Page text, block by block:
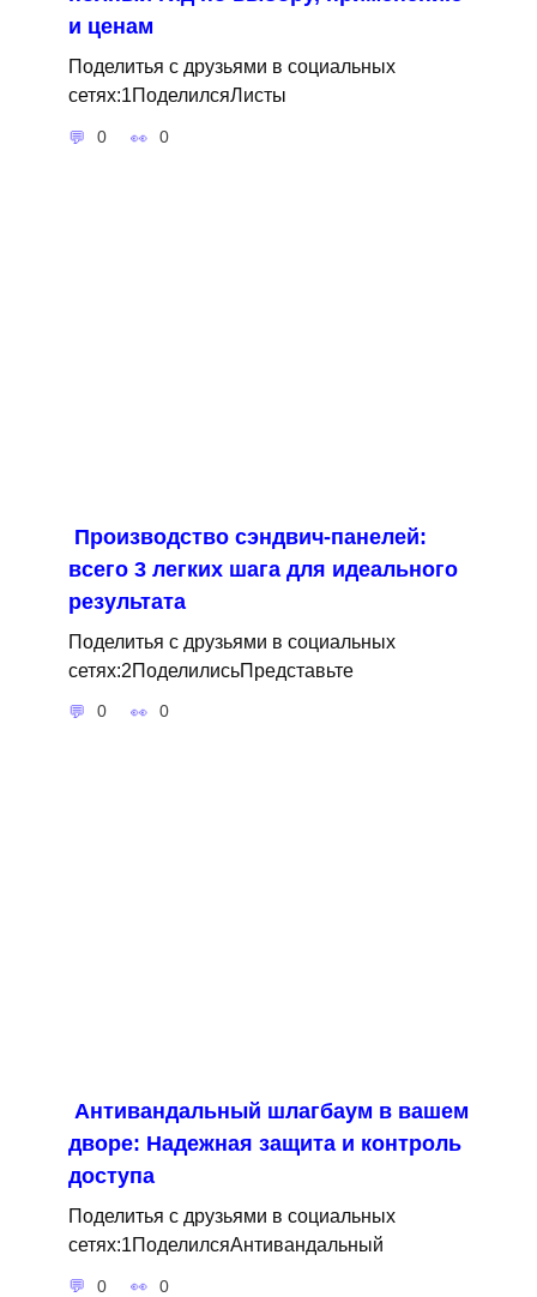
и ценам
Поделитья с друзьями в социальных
сетях:1ПоделилсяЛисты
0 0
Производство сэндвич-панелей:
всего 3 легких шага для идеального
результата
Поделитья с друзьями в социальных
сетях:2ПоделилисьПредставьте
0 0
Антивандальный шлагбаум в вашем
дворе: Надежная защита и контроль
доступа
Поделитья с друзьями в социальных
сетях:1ПоделилсяАнтивандальный
0 0